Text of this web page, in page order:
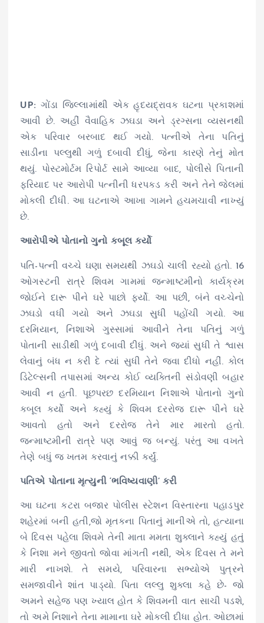
UP: ગોંડા જિલ્લામાંથી એક હૃદયદ્રાવક ઘટના પ્રકાશમાં
આવી છે. અહીં વૈવાહિક ઝઘડા અને ડ્રગ્સના વ્યસનથી
એક પરિવાર બરબાદ થઈ ગયો. પત્નીએ તેના પતિનું
સાડીના પલ્લુથી ગળું દબાવી દીધું, જેના કારણે તેનું મોત
થયું. પોસ્ટમોર્ટમ રિપોર્ટ સામે આવ્યા બાદ, પોલીસે પિતાની
ફરિયાદ પર આરોપી પત્નીની ધરપકડ કરી અને તેને જેલમાં
મોકલી દીધી. આ ઘટનાએ આખા ગામને હચમચાવી નાખ્યું
છે.
આરોપીએ પોતાનો ગુનો કબૂલ કર્યો
પતિ-પત્ની વચ્ચે ઘણા સમયથી ઝઘડો ચાલી રહ્યો હતો. 16
ઓગસ્ટની રાત્રે શિવમ ગામમાં જન્માષ્ટમીનો કાર્યક્રમ
જોઈને દારૂ પીને ઘરે પાછો ફર્યો. આ પછી, બંને વચ્ચેનો
ઝઘડો વધી ગયો અને ઝઘડા સુધી પહોંચી ગયો. આ
દરમિયાન, નિશાએ ગુસ્સામાં આવીને તેના પતિનું ગળું
પોતાની સાડીથી ગળું દબાવી દીધું. અને જ્યાં સુધી તે શ્વાસ
લેવાનું બંધ ન કરી દે ત્યાં સુધી તેને જવા દીધો નહીં. કોલ
ડિટેલ્સની તપાસમાં અન્ય કોઈ વ્યક્તિની સંડોવણી બહાર
આવી ન હતી. પૂછપરછ દરમિયાન નિશાએ પોતાનો ગુનો
કબૂલ કર્યો અને કહ્યું કે શિવમ દરરોજ દારૂ પીને ઘરે
આવતો હતો અને દરરોજ તેને માર મારતો હતો.
જન્માષ્ટમીની રાત્રે પણ આવું જ બન્યું. પરંતુ આ વખતે
તેણે બધું જ ખતમ કરવાનું નક્કી કર્યું.
પતિએ પોતાના મૃત્યુની ‘ભવિષ્યવાણી’ કરી
આ ઘટના કટરા બજાર પોલીસ સ્ટેશન વિસ્તારના પહાડપુર
શહેરમાં બની હતી,જો મૃતકના પિતાનું માનીએ તો, હત્યાના
બે દિવસ પહેલા શિવમે તેની માતા મમતા શુક્લાને કહ્યું હતું
કે નિશા મને જીવતો જોવા માંગતી નથી, એક દિવસ તે મને
મારી નાખશે. તે સમયે, પરિવારના સભ્યોએ પુત્રને
સમજાવીને શાંત પાડ્યો. પિતા લલ્લુ શુક્લા કહે છે- જો
અમને સહેજ પણ ખ્યાલ હોત કે શિવમની વાત સાચી પડશે,
તો અમે નિશાને તેના મામાના ઘરે મોકલી દીધા હોત. ઓછામાં